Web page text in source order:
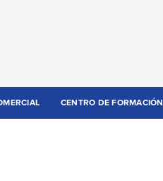
CENTRO DE FORMACIÓN